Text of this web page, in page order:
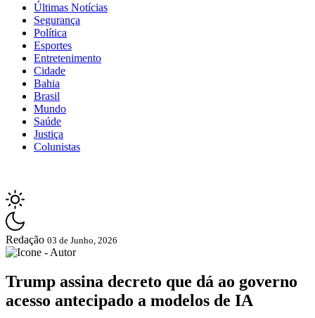
Últimas Notícias
Segurança
Política
Esportes
Entretenimento
Cidade
Bahia
Brasil
Mundo
Saúde
Justiça
Colunistas
Redação 03 de Junho, 2026
Trump assina decreto que dá ao governo
acesso antecipado a modelos de IA